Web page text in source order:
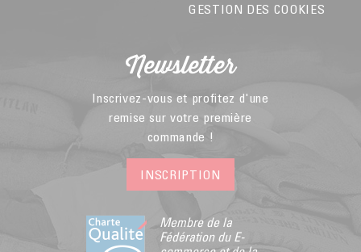
GESTION DES COOKIES
Newsletter
Inscrivez-vous et profitez d'une
remise sur votre première
commande !
INSCRIPTION
Membre de la
Fédération du E-